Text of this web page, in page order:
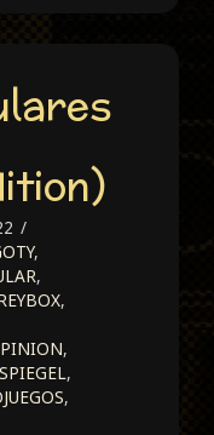
,
,
,
,
SPIEGEL,
,